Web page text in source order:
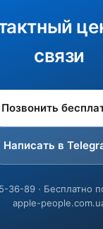
связи
Позвонить
Написать в
36-89 · Бесплатно
apple-